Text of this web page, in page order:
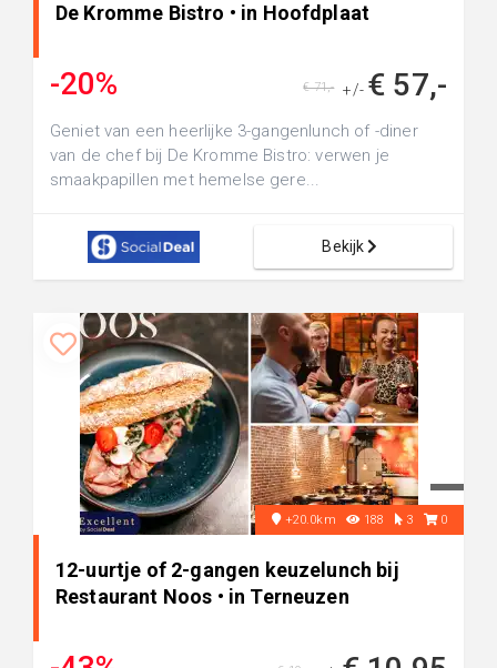
De Kromme Bistro • in Hoofdplaat
-20% +/- € 57,-
€ 71,-
Geniet van een heerlijke 3-gangenlunch of -diner
van de chef bij De Kromme Bistro: verwen je
smaakpapillen met hemelse gere...
Bekijk
+20.0km 188 3 0
12-uurtje of 2-gangen keuzelunch bij
Restaurant Noos • in Terneuzen